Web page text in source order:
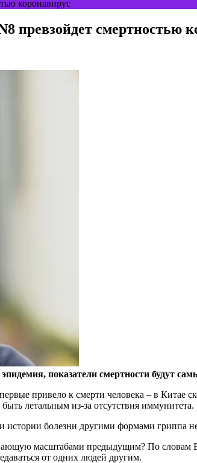
коронавирус
превзойдет смертностью
показатели смертности будут
привело к смерти человека – в Китае
летальным из-за отсутствия иммунитета.
болезни другими формами гриппа
масштабами предыдущим? По словам
от одних людей другим.